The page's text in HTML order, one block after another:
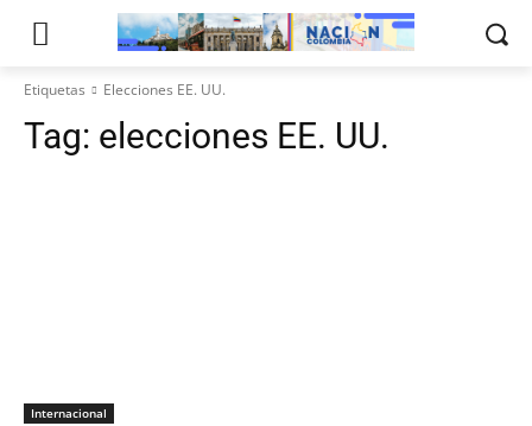
Etiquetas Elecciones EE. UU.
Tag: elecciones EE. UU.
Internacional